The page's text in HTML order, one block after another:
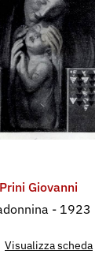
Prini Giovanni
- 1923
Visualizza scheda